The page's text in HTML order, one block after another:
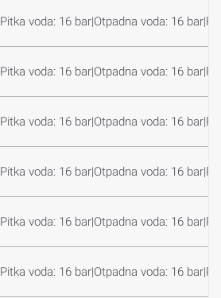
Pitka voda: 16 bar|Otpadna voda: 16
Pitka voda: 16 bar|Otpadna voda: 16
Pitka voda: 16 bar|Otpadna voda: 16
Pitka voda: 16 bar|Otpadna voda: 16
Pitka voda: 16 bar|Otpadna voda: 16
Pitka voda: 16 bar|Otpadna voda: 16